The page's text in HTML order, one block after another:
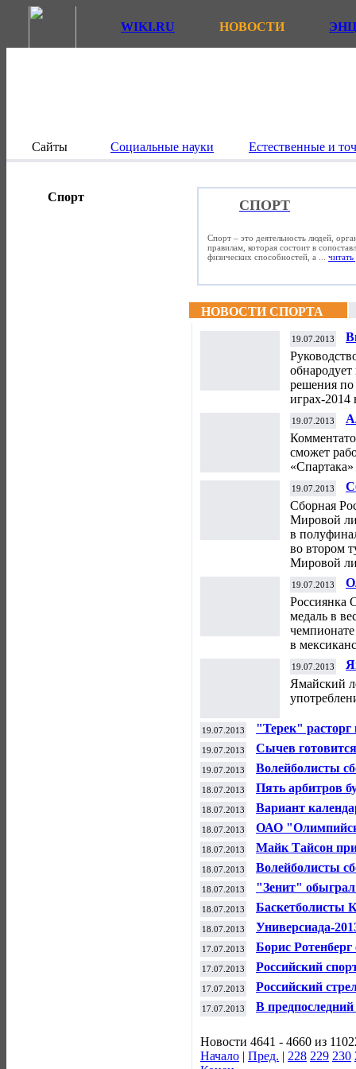
WIKI.RU НОВОСТИ
Сайты Социальные науки Естественные и
Спорт
СПОРТ
Спорт – это деятельность людей,
правилам, которая состоит в
физических способностей, а ... читать
НОВОСТИ СПОРТА
19.07.2013
обнародует
решения
играх-2014
19.07.2013
сможет
19.07.2013
Сборная
Мировой
в
во втором
Мировой
19.07.2013
Россиянка
медаль в
в
19.07.2013
Ямайский
19.07.2013
"Терек"
Власовым
19.07.2013
Сычев
туре ЧР по
19.07.2013
Волейболисты
Болгарии в
18.07.2013
Пять арбитров
ЧР по футболу
18.07.2013
Вариант
Сочи - СМИ
18.07.2013
ОАО
властям
18.07.2013
Майк Тайсон
Поветкиным и
18.07.2013
Волейболисты
"Финале шести"
18.07.2013
"Зенит"
футболу
18.07.2013
Баскетболисты
подписали
18.07.2013
Универсиада-
на "Казань-
17.07.2013
Борис
ФК "Динамо"
17.07.2013
Российский
Универсиады
17.07.2013 Российский
17.07.2013
В
Новости 4641 - 4660 из
Начало | Пред. | 228 229 230